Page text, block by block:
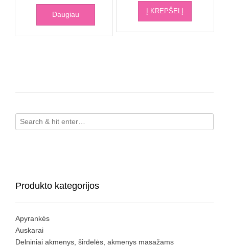
Daugiau Į KREPŠELĮ
Produkto kategorijos
Apyrankės
Auskarai
Delniniai akmenys, širdelės, akmenys masažams